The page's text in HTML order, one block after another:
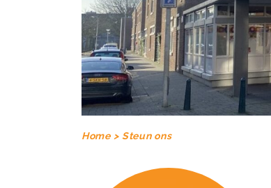
Home > Steun ons